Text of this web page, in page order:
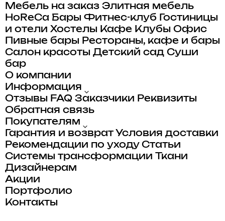
Мебель на заказ Элитная мебель
HoReCa Бары Фитнес-клуб
Гостиницы
и отели Хостелы Кафе Клубы Офис
Пивные бары Рестораны, кафе и бары
Салон красоты Детский сад Суши
бар
О компании
Информация
Отзывы FAQ Заказчики Реквизиты
Обратная связь
Покупателям
Гарантия и возврат Условия доставки
Рекомендации по уходу Статьи
Системы трансформации
Ткани
Дизайнерам
Акции
Портфолио
Контакты